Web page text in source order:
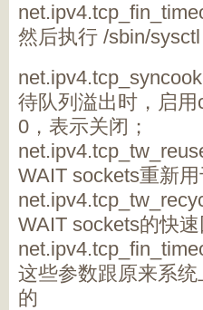
然后执行 /sbin/sysctl
待队列溢出时，启
0，表示关闭；
WAIT sockets重新
WAIT sockets的快
这些参数跟原来系
的